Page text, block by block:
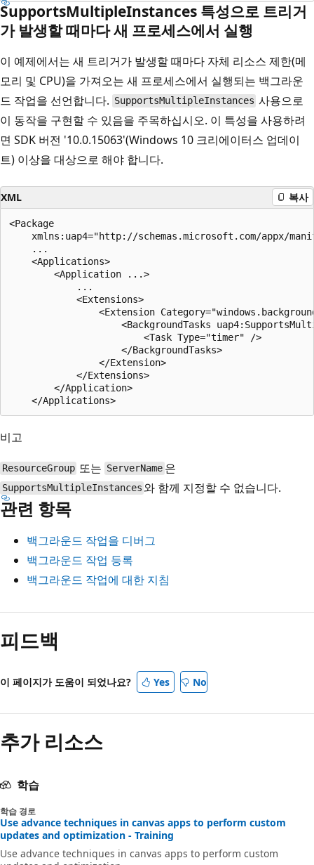
SupportsMultipleInstances 특성으로 트리거
가 발생할 때마다 새 프로세스에서 실행
이 예제에서는 새 트리거가 발생할 때마다 자체 리소스 제한(메
모리 및 CPU)을 가져오는 새 프로세스에서 실행되는 백그라운
드 작업을 선언합니다. SupportsMultipleInstances 사용으로
이 동작을 구현할 수 있음을 주목하십시오. 이 특성을 사용하려
면 SDK 버전 '10.0.15063'(Windows 10 크리에이터스 업데이
트) 이상을 대상으로 해야 합니다.
XML 복사
<Package
xmlns:uap4="http://schemas.microsoft.com/appx/
    ...
    <Applications>
        <Application ...>
            ...
            <Extensions>
<Extension
<BackgroundTasks
                        <Task Type="timer" />
                    </BackgroundTasks>
                </Extension>
            </Extensions>
        </Application>
비고
ResourceGroup 또는 ServerName 은
SupportsMultipleInstances 와 함께 지정할 수 없습니다.
관련 항목
백그라운드 작업을 디버그
백그라운드 작업 등록
백그라운드 작업에 대한 지침
피드백
이 페이지가 도움이 되었나요? Yes No
추가 리소스
학습
학습 경로
Use advance techniques in canvas apps to perform custom
updates and optimization - Training
Use advance techniques in canvas apps to perform custom